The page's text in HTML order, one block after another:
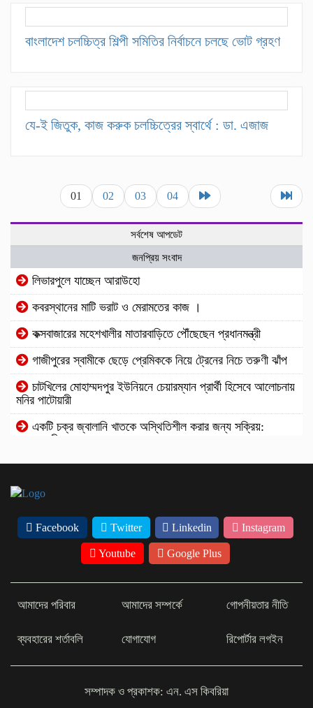
বাংলাদেশ চলচ্চিত্র শিল্পী সমিতির নির্বাচনে চলছে ভোট গ্রহণ
যে-ই জিতুক, কাজ করুক চলচ্চিত্রের স্বার্থে : ডা. এজাজ
01 02 03 04
সর্বশেষ আপডেট
জনপ্রিয় সংবাদ
লিভারপুলে যাচ্ছেন আরাউহো
কবরস্থানের মাটি ভরাট ও মেরামতের কাজ ।
কক্সবাজারের মহেশখালীর মাতারবাড়িতে পৌঁছেছেন প্রধানমন্ত্রী
গাজীপুরের স্বামীকে ছেড়ে প্রেমিককে নিয়ে ট্রেনের নিচে তরুণী ঝাঁপ
চাটখিলের মোহাম্মদপুর ইউনিয়নে চেয়ারম্যান প্রার্থী হিসেবে আলোচনায়
মনির পাটোয়ারী
একটি চক্র জ্বালানি খাতকে অস্থিতিশীল করার জন্য সক্রিয়:
প্রধানমন্ত্রী
কানাইঘাট থানার ওসি মোঃ আমিনুল ইসলামের বিরুদ্ধে অপপ্রচারের
মন্ত্রণালয়
চাহিদা অনুযায়ী বগুড়ার তেমন কোনো উন্নয়ন হয়নি
Facebook Twitter Linkedin Instagram
Youtube Google Plus
আমাদের পরিবার আমাদের সম্পর্কে গোপনীয়তার নীতি
ব্যবহারের শর্তাবলি যোগাযোগ রিপোর্টার লগইন
সম্পাদক ও প্রকাশক: এন. এস কিবরিয়া